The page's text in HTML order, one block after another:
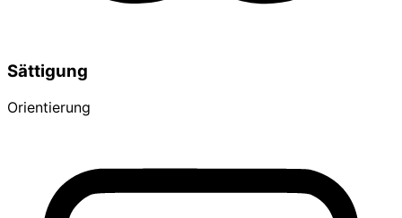
Sättigung
Orientierung